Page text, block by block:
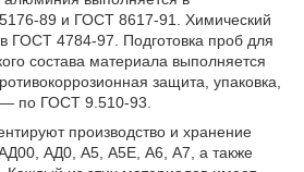
89 и ГОСТ 8617-91. Химический
в ГОСТ 4784-97. Подготовка проб для
состава материала выполняется
защита, упаковка,
— по ГОСТ 9.510-93.
производство и хранение
АД0, А5, А5Е, А6, А7, а также